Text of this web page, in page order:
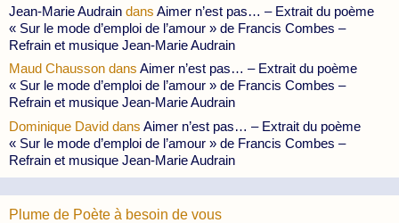
Jean-Marie Audrain dans Aimer n’est pas… – Extrait du poème
« Sur le mode d’emploi de l’amour » de Francis Combes –
Refrain et musique Jean-Marie Audrain
Maud Chausson dans Aimer n’est pas… – Extrait du poème
« Sur le mode d’emploi de l’amour » de Francis Combes –
Refrain et musique Jean-Marie Audrain
Dominique David dans Aimer n’est pas… – Extrait du poème
« Sur le mode d’emploi de l’amour » de Francis Combes –
Refrain et musique Jean-Marie Audrain
Plume de Poète à besoin de vous